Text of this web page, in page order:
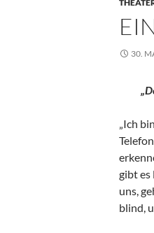
30.
„Ich
gibt es
uns,
blind,